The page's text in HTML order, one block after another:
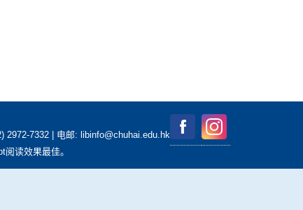
2972-7332 | 电邮: libinfo@chuhai.edu.hk
读效果最佳。